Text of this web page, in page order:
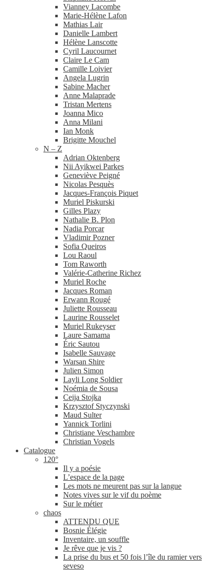
Vianney Lacombe
Marie-​Hélène Lafon
Mathias Lair
Danielle Lambert
Hélène Lanscotte
Cyril Laucournet
Claire Le Cam
Camille Loivier
Angela Lugrin
Sabine Macher
Anne Malaprade
Tristan Mertens
Joanna Mico
Anna Milani
Ian Monk
Brigitte Mouchel
N – Z
Adrian Oktenberg
Nii Ayikwei Parkes
Geneviève Peigné
Nicolas Pesquès
Jacques-​François Piquet
Muriel Piskurski
Gilles Plazy
Nathalie B. Plon
Nadia Porcar
Vladimir Pozner
Sofia Queiros
Lou Raoul
Tom Raworth
Valérie-​Catherine Richez
Muriel Roche
Jacques Roman
Erwann Rougé
Juliette Rousseau
Laurine Rousselet
Muriel Rukeyser
Laure Samama
Éric Sautou
Isabelle Sauvage
Warsan Shire
Julien Simon
Layli Long Soldier
Noémia de Sousa
Ceija Stojka
Krzysztof Styczynski
Maud Sulter
Yannick Torlini
Christiane Veschambre
Christian Vogels
Catalogue
120°
Il y a poésie
L’espace de la page
Les mots ne meurent pas sur la langue
Notes vives sur le vif du poème
Sur le métier
chaos
ATTENDU QUE
Bosnie Élégie
Inventaire, un souffle
Je rêve que je vis ?
La prise du bus et 50 fois l’île du ramier vers
seveso